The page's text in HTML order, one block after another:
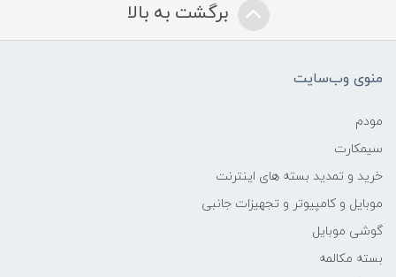
برگشت به بالا
منوی وب‌سایت
مودم
سیمکارت
خرید و تمدید بسته های اینترنت
موبایل و کامپیوتر و تجهیزات جانبی
گوشی موبایل
بسته مکالمه